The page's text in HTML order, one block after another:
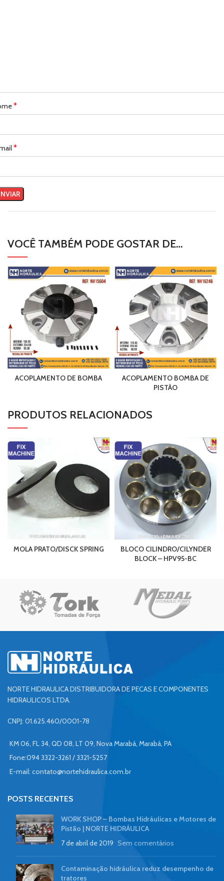
*
*
VOCÊ TAMBÉM PODE GOSTAR DE…
ACOPLAMENTO DE BOMBA
ACOPLAMENTO BOMBA DE
PISTÃO
PRODUTOS RELACIONADOS
MOLA PRATO/DISCK SPRING
BLOCO CILINDRO/CILYNDER
BLOCK – HPV95-BC
NORTE HIDRAULICA DISTRIBUIDORA DE PECAS E COMPONENTES
HIDRAULICOS LTDA.
CNPJ: 01.625.460/0001-78
KM 06, FL 34, QD 08, LT 09, Nova Marabá, Marabá, PA
Fone:094 3322-3261 / 3321-5257
E-mail: contato@nortehidraulica.com.br
POSTS RECENTES
WORK SHOP – Bombas Hidráulicas e Motores de
Pistão | NORTE HIDRÁULICA
7 de abril de 2019 Sem comentários
Contaminação hidráulica reduz desempenho de
tratores